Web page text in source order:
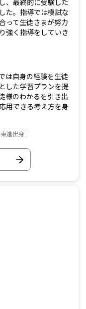
、最終的に受験した
た。指導では模試な
って生徒さまが努力
強く指導をしていき
は自身の経験を生徒
した学習プランを提
様のわかるを引き出
用できる考え方を身
進出身